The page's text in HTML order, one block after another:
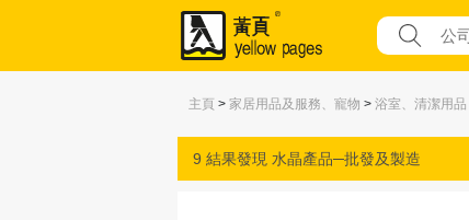
主頁 > 家居用品及服務、寵物 > 浴室、清潔用品
9 結果發現 水晶產品─批發及製造